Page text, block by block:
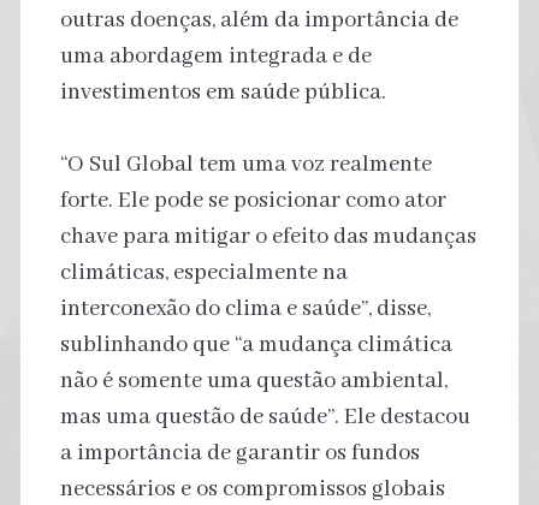
outras doenças, além da importância de
uma abordagem integrada e de
investimentos em saúde pública.
“O Sul Global tem uma voz realmente
forte. Ele pode se posicionar como ator
chave para mitigar o efeito das mudanças
climáticas, especialmente na
interconexão do clima e saúde”, disse,
sublinhando que “a mudança climática
não é somente uma questão ambiental,
mas uma questão de saúde”. Ele destacou
a importância de garantir os fundos
necessários e os compromissos globais